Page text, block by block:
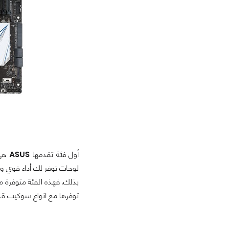
أول فئة تقدمها ASUS
لوحات توفر لك أداء قوي
بذلك. فهذه الفئة
توفرها مع انواع سوكيت